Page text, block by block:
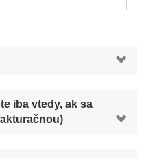
iba vtedy, ak sa